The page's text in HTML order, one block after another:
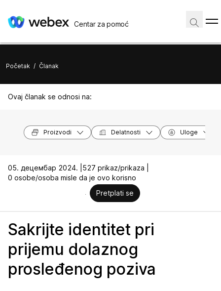
Centar za pomoć
Početak / Članak
Ovaj članak se odnosi na:
Proizvodi Delatnosti Uloge
05. децембар 2024. | 527 prikaz/prikaza |
0 osobe/osoba misle da je ovo korisno
Pretplati se
Sakrijte identitet pri
prijemu dolaznog
prosleđenog poziva